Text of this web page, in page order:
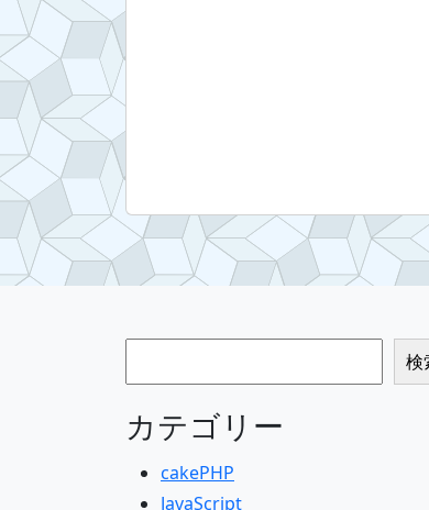
検
カテゴリー
cakePHP
JavaScript